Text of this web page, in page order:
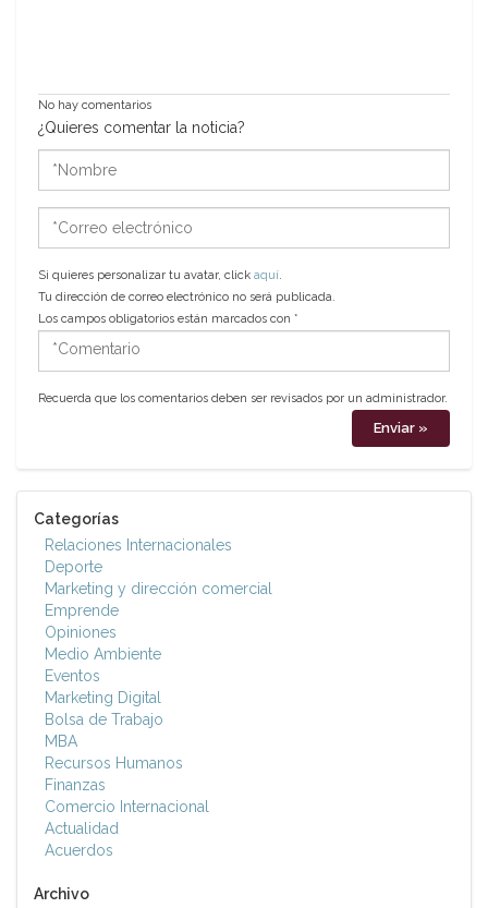
No hay comentarios
¿Quieres comentar la noticia?
electrónico
Si quieres personalizar tu avatar, click aquí.
Tu dirección de correo electrónico no será publicada.
Los campos obligatorios están marcados con *
*Comentario
Recuerda que los comentarios deben ser revisados por un administrador.
Categorías
Relaciones Internacionales
Deporte
Marketing y dirección comercial
Emprende
Opiniones
Medio Ambiente
Eventos
Marketing Digital
Bolsa de Trabajo
MBA
Recursos Humanos
Finanzas
Comercio Internacional
Actualidad
Acuerdos
Archivo